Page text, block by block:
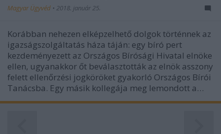
Magyar Ügyvéd • 2018. január 25.
Korábban nehezen elképzelhető dolgok történnek az
igazságszolgáltatás háza táján: egy bíró pert
kezdeményezett az Országos Bírósági Hivatal elnöke
ellen, ugyanakkor őt beválasztották az elnök asszony
felett ellenőrzési jogköröket gyakorló Országos Bírói
Tanácsba. Egy másik kollegája meg lemondott a…